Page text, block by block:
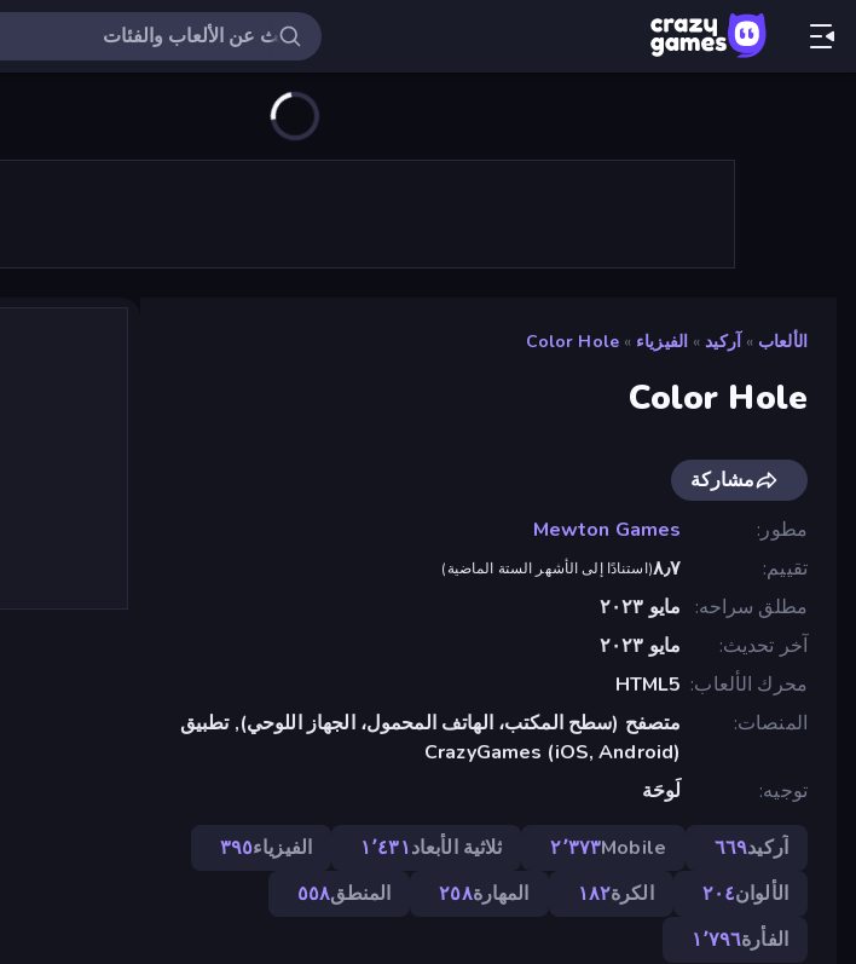
الألعاب » آركيد » الفيزياء »
Color Hole
Color Hole
مشاركة
مطور
Mewton Games
تقييم
٨٫٧(استنادًا إلى الأشهر الستة الماضية)
مطلق سراحه
مايو ٢٠٢٣
آخر تحديث
مايو ٢٠٢٣
محرك الألعاب HTML5
المنصات
متصفح (سطح المكتب، الهاتف المحمول، الجهاز اللوحي), تطبيق
CrazyGames (iOS, Android)
توجيه
لَوحَة
آركيد٦٦٩ Mobile٢٬٣٧٣ ثلاثية الأبعاد١٬٤٣١ الفيزياء٣٩٥
الألوان٢٠٤ الكرة١٨٢ المهارة٢٥٨ المنطق٥٥٨
الفأرة١٬٧٩٦